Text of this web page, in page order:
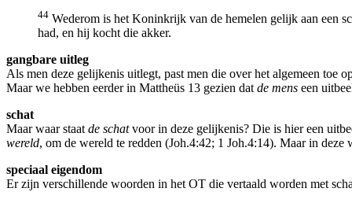
44 Wederom is het Koninkrijk van de hemelen gelijk aan een
had, en hij kocht die akker.
gangbare uitleg
Als men deze gelijkenis uitlegt, past men die over het algemeen toe
Maar we hebben eerder in Mattheüs 13 gezien dat de mens een
schat
Maar waar staat de schatvoor in deze gelijkenis? Die is hier een
wereld, om de wereld te redden (Joh.4:42; 1 Joh.4:14). Maar in
speciaal eigendom
Er zijn verschillende woorden in het OT die vertaald worden met